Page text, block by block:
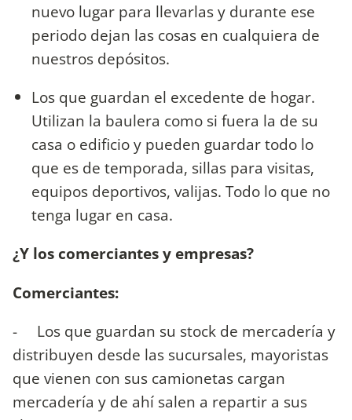
nuevo lugar para llevarlas y durante ese
periodo dejan las cosas en cualquiera de
nuestros depósitos.
Los que guardan el excedente de hogar.
Utilizan la baulera como si fuera la de su
casa o edificio y pueden guardar todo lo
que es de temporada, sillas para visitas,
equipos deportivos, valijas. Todo lo que no
tenga lugar en casa.
¿Y los comerciantes y empresas?
Comerciantes:
- Los que guardan su stock de mercadería y
distribuyen desde las sucursales, mayoristas
que vienen con sus camionetas cargan
mercadería y de ahí salen a repartir a sus